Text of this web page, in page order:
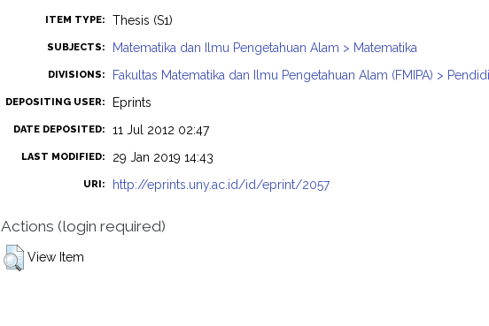
ITEM TYPE: Thesis (S1)
SUBJECTS: Matematika dan Ilmu Pengetahuan Alam > Matematika
DIVISIONS: Fakultas Matematika dan Ilmu Pengetahuan Alam (FMIPA) >
DEPOSITING USER: Eprints
DATE DEPOSITED: 11 Jul 2012 02:47
LAST MODIFIED: 29 Jan 2019 14:43
URI: http://eprints.uny.ac.id/id/eprint/2057
Actions (login required)
View Item